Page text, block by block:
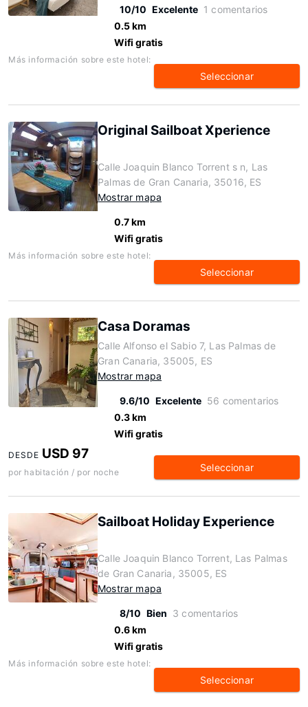
10/10 Excelente 1 comentarios
0.5 km
Wifi gratis
Más información sobre este hotel:
Seleccionar
Original Sailboat Xperience
Calle Joaquin Blanco Torrent s n, Las
Palmas de Gran Canaria, 35016, ES
Mostrar mapa
0.7 km
Wifi gratis
Más información sobre este hotel:
Seleccionar
Casa Doramas
Calle Alfonso el Sabio 7, Las Palmas de
Gran Canaria, 35005, ES
Mostrar mapa
9.6/10 Excelente 56 comentarios
0.3 km
Wifi gratis
DESDE USD 97
por habitación / por noche Seleccionar
Sailboat Holiday Experience
Calle Joaquin Blanco Torrent, Las Palmas
de Gran Canaria, 35005, ES
Mostrar mapa
8/10 Bien 3 comentarios
0.6 km
Wifi gratis
Más información sobre este hotel:
Seleccionar